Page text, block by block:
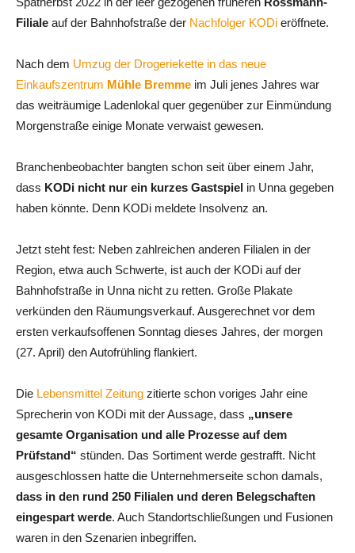
Filiale auf der Bahnhofstraße der Nachfolger KODi eröffnete.
Nach dem Umzug der Drogeriekette in das neue
Einkaufszentrum Mühle Bremme im Juli jenes Jahres war
das weiträumige Ladenlokal quer gegenüber zur Einmündung
Morgenstraße einige Monate verwaist gewesen.
Branchenbeobachter bangten schon seit über einem Jahr,
dass KODi nicht nur ein kurzes Gastspiel in Unna gegeben
haben könnte. Denn KODi meldete Insolvenz an.
Jetzt steht fest: Neben zahlreichen anderen Filialen in der
Region, etwa auch Schwerte, ist auch der KODi auf der
Bahnhofstraße in Unna nicht zu retten. Große Plakate
verkünden den Räumungsverkauf. Ausgerechnet vor dem
ersten verkaufsoffenen Sonntag dieses Jahres, der morgen
(27. April) den Autofrühling flankiert.
Die Lebensmittel Zeitung zitierte schon voriges Jahr eine
Sprecherin von KODi mit der Aussage, dass „unsere
gesamte Organisation und alle Prozesse auf dem
Prüfstand“ stünden. Das Sortiment werde gestrafft. Nicht
ausgeschlossen hatte die Unternehmerseite schon damals,
dass in den rund 250 Filialen und deren Belegschaften
eingespart werde. Auch Standortschließungen und Fusionen
waren in den Szenarien inbegriffen.